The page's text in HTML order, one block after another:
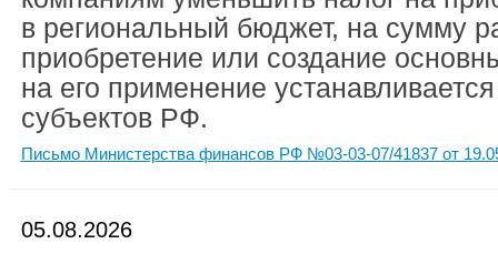
в региональный бюджет, на сумму
приобретение или создание
на его применение
субъектов РФ.
Письмо Министерства финансов РФ №03-03-07/41837 от
05.08.2026